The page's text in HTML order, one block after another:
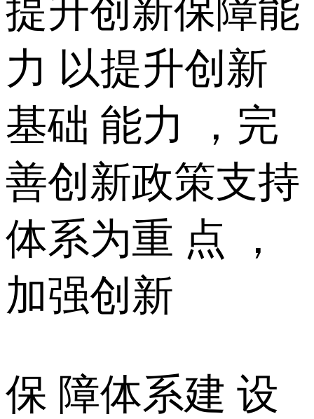
提升创新保障能
力 以提升创新
基础 能力 ，完
善创新政策支持
体系为重 点 ，
加强创新
保 障体系建 设